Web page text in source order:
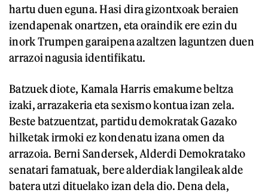
hartu duen eguna. Hasi dira gizontxoak beraien
izendapenak onartzen, eta oraindik ere ezin du
inork Trumpen garaipena azaltzen laguntzen duen
arrazoi nagusia identifikatu.
Batzuek diote, Kamala Harris emakume beltza
izaki, arrazakeria eta sexismo kontua izan zela.
Beste batzuentzat, partidu demokratak Gazako
hilketak irmoki ez kondenatu izana omen da
arrazoia. Berni Sandersek, Alderdi Demokratako
senatari famatuak, bere alderdiak langileak alde
batera utzi dituelako izan dela dio. Dena dela,